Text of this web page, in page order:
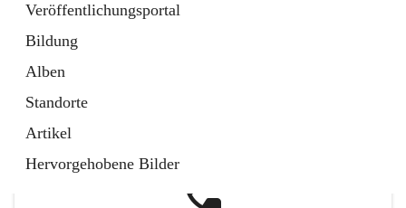
Veröffentlichungsportal
Bildung
Alben
Standorte
Artikel
Hervorgehobene Bilder